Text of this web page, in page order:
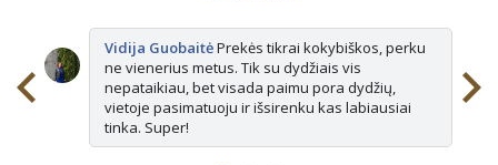
Vidija GuobaitėPrekės tikrai kokybiškos, perku
ne vienerius metus. Tik su dydžiais vis
nepataikiau, bet visada paimu pora dydžių,
vietoje pasimatuoju ir išsirenku kas labiausiai
tinka. Super!